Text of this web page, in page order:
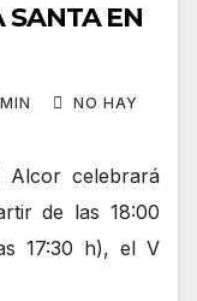
SANTA EN
NO HAY
Alcor celebrará
de las 18:00
17:30 h), el V